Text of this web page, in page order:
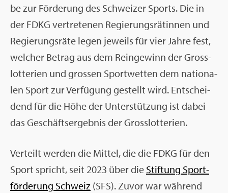
be zur För­de­rung des Schwei­zer Sports. Die in
der FDKG ver­tre­te­nen Re­gie­rungs­rä­tin­nen und
Re­gie­rungs­rä­te legen je­weils für vier Jahre fest,
wel­cher Be­trag aus dem Rein­ge­winn der Gross­
lot­te­ri­en und gros­sen Sport­wet­ten dem na­tio­na­
len Sport zur Ver­fü­gung ge­stellt wird. Ent­schei­
dend für die Höhe der Un­ter­stüt­zung ist dabei
das Ge­schäfts­er­geb­nis der Gross­lot­te­ri­en.
Ver­teilt wer­den die Mit­tel, die die FDKG für den
Sport spricht, seit 2023 über die Stif­tung Sport­
för­de­rung Schweiz (SFS). Zuvor war wäh­rend